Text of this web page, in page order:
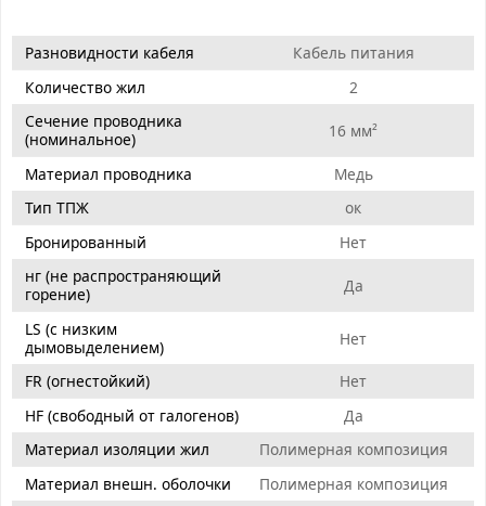
Разновидности кабеля
Кабель питания
Количество жил
2
Сечение проводника
(номинальное)
16 мм²
Материал проводника
Медь
Тип ТПЖ
ок
Бронированный
Нет
нг (не распространяющий
горение)
Да
LS (с низким
дымовыделением)
Нет
FR (огнестойкий)
Нет
HF (свободный от галогенов)
Да
Материал изоляции жил
Полимерная композиция
Материал внешн. оболочки
Полимерная композиция